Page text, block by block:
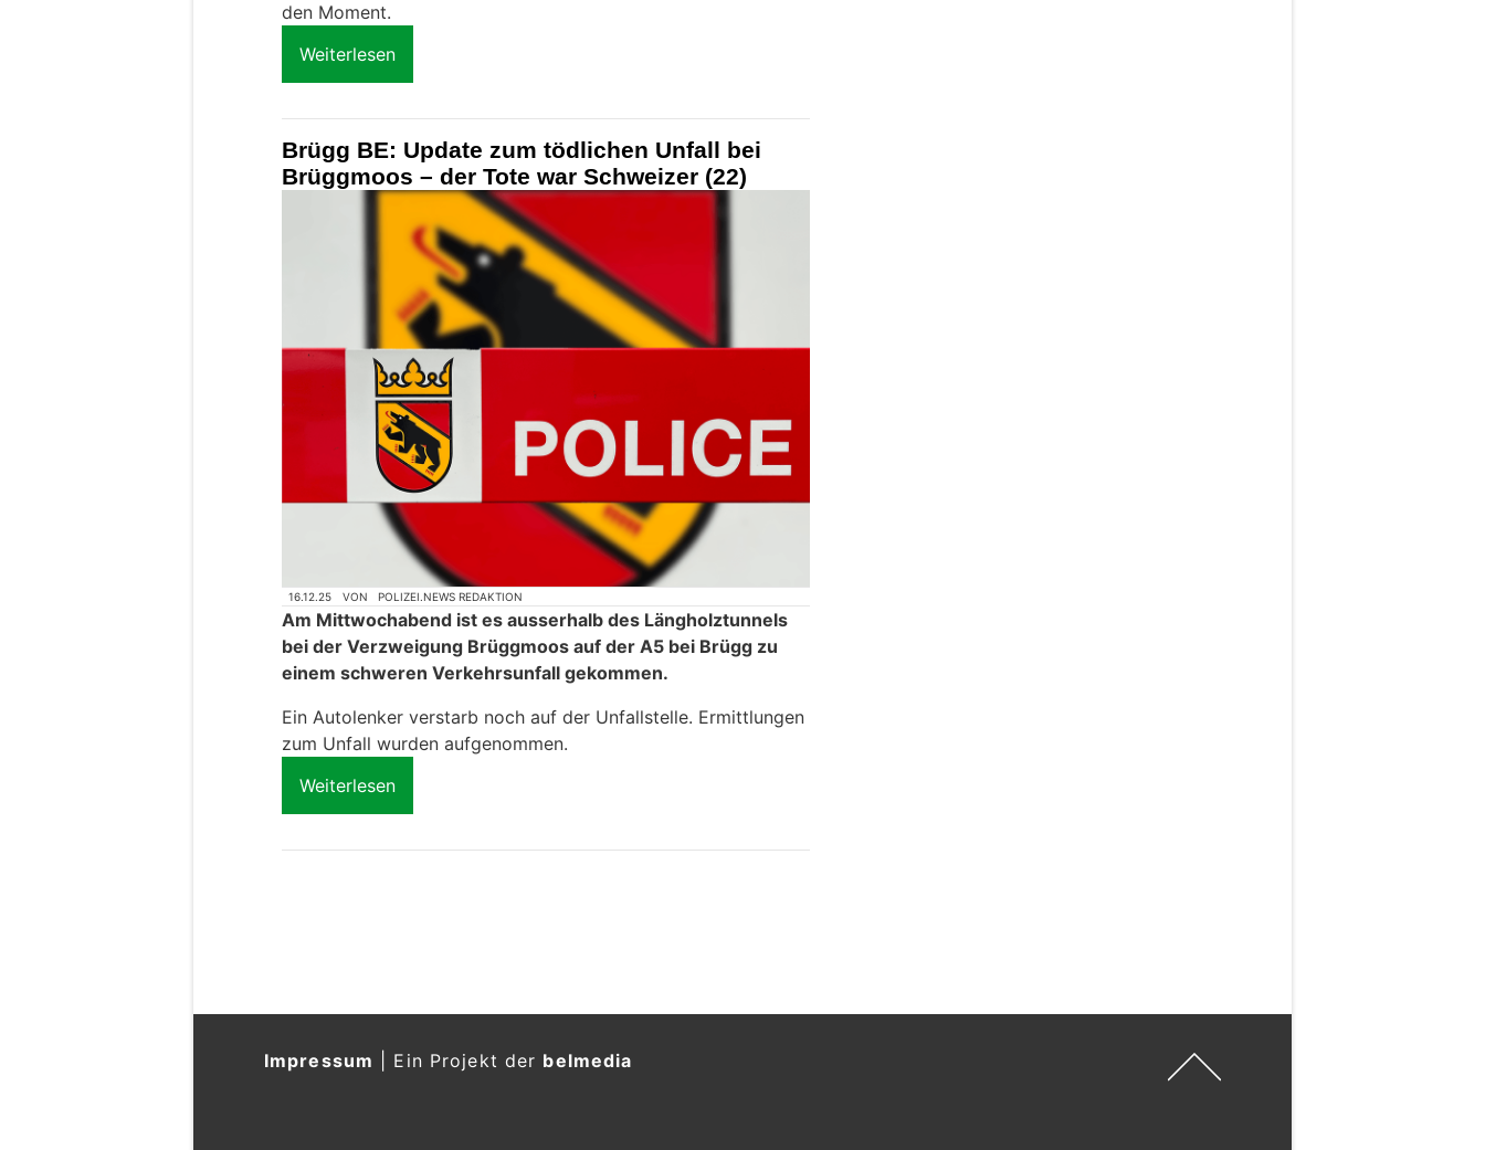
den Moment.
Weiterlesen
Brügg BE: Update zum tödlichen Unfall bei
Brüggmoos – der Tote war Schweizer (22)
16.12.25 VON POLIZEI.NEWS REDAKTION
Am Mittwochabend ist es ausserhalb des Längholztunnels
bei der Verzweigung Brüggmoos auf der A5 bei Brügg zu
einem schweren Verkehrsunfall gekommen.
Ein Autolenker verstarb noch auf der Unfallstelle. Ermittlungen
zum Unfall wurden aufgenommen.
Weiterlesen
Impressum Ein Projekt der belmedia